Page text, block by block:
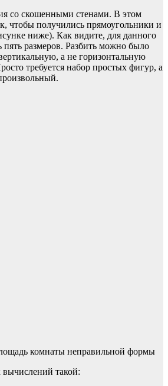
со скошенными стенами. В этом
чтобы получились прямоугольники и
ниже). Как видите, для данного
пять размеров. Разбить можно было
а не горизонтальную
требуется набор простых фигур, а
комнаты неправильной формы
вычислений такой: